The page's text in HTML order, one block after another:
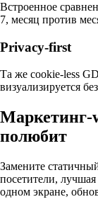
Встроенное
7, месяц против
Privacy-first
Та же cookie-less
визуализируется
Маркетинг-
полюбит
Замените
посетители,
одном экране,